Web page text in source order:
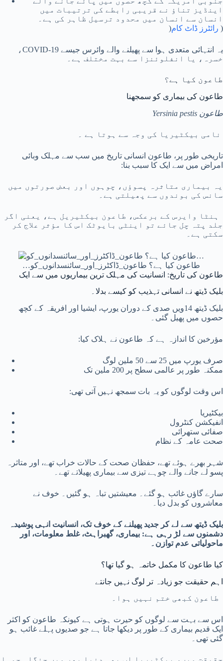
اینڈیز تناؤ نے قریبی رابطے کی ترتیبات میں
انسان سے انسان میں محدود ترسیل ظاہر کی ہے۔
(رائٹرز ڈاٹ کام )
یہ انتہائی متعدی ہوا سے پھیلنے والے وائرس جیسے COVID-19،
خسرہ، یا انفلوئنزا سے بہت مختلف ہے۔
طاعون کیا ہے؟
طاعون کی بیماری کو سمجھنا
طاعون Yersinia pestis
نامی بیکٹیریا کی وجہ سے ہوتا ہے ۔
تاریخی طور پر، طاعون انسانی تاریخ میں سب سے مہلک وبائی
امراض میں سے ایک کا سبب بنا:
یہ بیماری متاثرہ پسوؤں، چوہوں اور بعض صورتوں میں
سانس کی بوندوں سے پھیلتی ہے۔
ہنٹا وایرس کے برعکس، طاعون بیکٹیریل ہے، یعنی اگر
جلد پتہ چل جائے تو اینٹی بایوٹک اس کا مؤثر علاج کر
سکتی ہے۔
طاعون کیا ہے؟ طاعون_ڈاکٹرز_اور_سائنسدانوں_کو…
طاعون کی تاریخ: انسانیت کی مہلک ترین بیماریوں میں سے ایک
بلیک ڈیتھ نے انسانی تہذیب کو کیسے بدلا۔
بلیک ڈیتھ 14ویں صدی کے دوران یورپ، ایشیا اور افریقہ کے کچھ
حصوں میں پھیل گئی۔
مؤرخین کا اندازہ ہے کہ طاعون نے ہلاک کیا:
صرف یورپ میں 25 سے 50 ملین لوگ
ممکنہ طور پر عالمی سطح پر 200 ملین تک
اس وقت لوگوں کو یہ بات سمجھ نہیں آتی تھی:
بیکٹیریا
انفیکشن کنٹرول
صفائی ستھرائی
صحت عامہ کے نظام
شہر بھرے ہوئے تھے، حفظان صحت کے حالات خراب تھے، اور متاثرہ
پسو لے جانے والے چوہے تیزی سے بیماری پھیلاتے تھے۔
سارے گاؤں غائب ہو گئے۔ معیشتیں تباہ ہو گئیں۔ خوف نے
معاشروں کو بدل دیا۔
بلیک ڈیتھ سے لے کر جدید پھیلنے کے خوف تک، انسانیت انہی پوشیدہ
دشمنوں سے لڑ رہی ہے: بیماری، گھبراہٹ، غلط معلومات، اور
ماحولیاتی عدم توازن۔
کیا طاعون کا مکمل خاتمہ ہو گیا تھا؟
اہم حقیقت جو زیادہ تر لوگ نہیں جانتے
طاعون کبھی ختم نہیں ہوا۔
اس سے بہت سے لوگوں کو حیرت ہوتی ہے کیونکہ طاعون کو اکثر
ایک قدیم بیماری کے طور پر دیکھا جاتا ہے جو صدیوں پہلے غائب ہو
گئی تھی۔
حقیقت میں، بیکٹیریا اب بھی دنیا بھر میں جنگلی چوہا